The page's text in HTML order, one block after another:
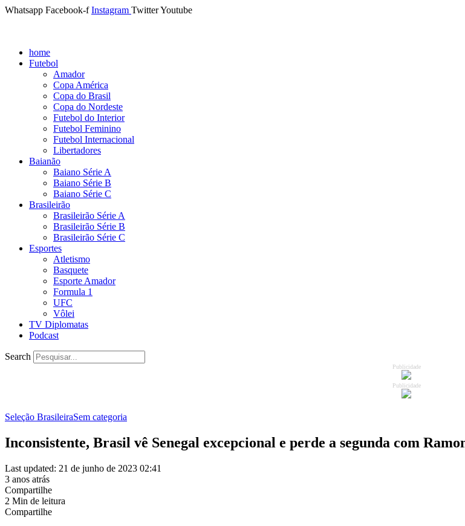
Whatsapp Facebook-f Instagram TwitterYoutube
home
Futebol
Amador
Copa América
Copa do Brasil
Copa do Nordeste
Futebol do Interior
Futebol Feminino
Futebol Internacional
Libertadores
Baianão
Baiano Série A
Baiano Série B
Baiano Série C
Brasileirão
Brasileirão Série A
Brasileirão Série B
Brasileirão Série C
Esportes
Atletismo
Basquete
Esporte Amador
Formula 1
UFC
Vôlei
TV Diplomatas
Podcast
Search
Publicidade
Publicidade
Seleção BrasileiraSem categoria
Inconsistente, Brasil vê Senegal excepcional e perde a segunda com
Last updated: 21 de junho de 2023 02:41
3 anos atrás
Compartilhe
2 Min de leitura
Compartilhe